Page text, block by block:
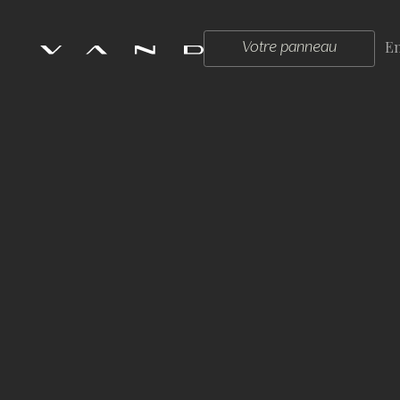
Votre panneau